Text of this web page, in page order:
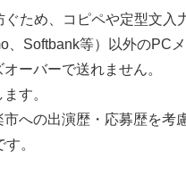
ため、コピペや定型文入
Softbank等）以外のPC
ーバーで送れません。
す。
への出演歴・応募歴を考
。